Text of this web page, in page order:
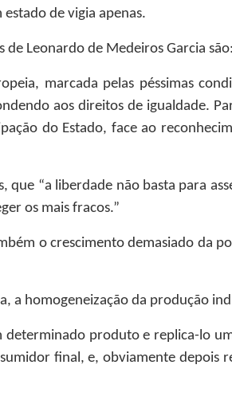
de vigia apenas.
Leonardo de Medeiros Garcia são:
marcada pelas péssimas
aos direitos de igualdade.
do Estado, face ao
“a liberdade não basta para
os mais fracos.”
o crescimento demasiado da
a homogeneização da produção
determinado produto e replica-lo
final, e, obviamente depois